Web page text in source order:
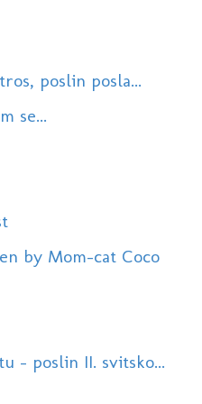
poslin posla...
se...
by Mom-cat Coco
- poslin II. svitsko...